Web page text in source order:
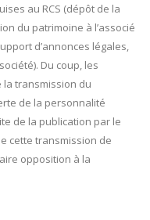
au RCS (dépôt de la
du patrimoine à l’associé
d’annonces légales,
Du coup, les
transmission du
de la personnalité
de la publication par le
cette transmission de
opposition à la